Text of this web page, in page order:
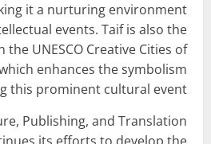
it a nurturing environment
events. Taif is also the
UNESCO Creative Cities of
enhances the symbolism
this prominent cultural event.
Publishing, and Translation